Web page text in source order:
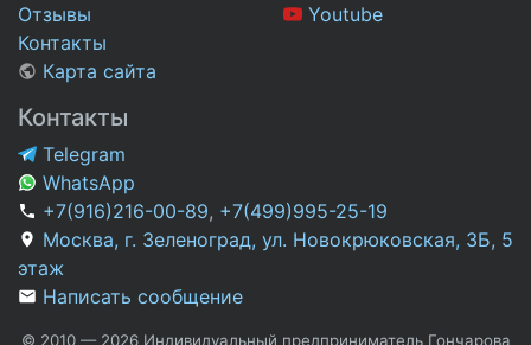
Отзывы
Контакты
Карта сайта
Youtube
Контакты
Telegram
WhatsApp
+7(916)216-00-89, +7(499)995-25-19
Москва, г. Зеленоград, ул. Новокрюковская, 3Б, 5
этаж
Написать сообщение
© 2010 — 2026 Индивидуальный предприниматель Гончарова